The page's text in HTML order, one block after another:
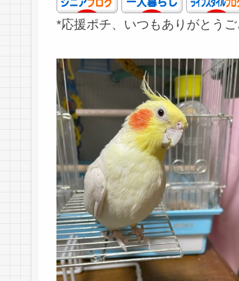
*応援ポチ、いつもありがとうご